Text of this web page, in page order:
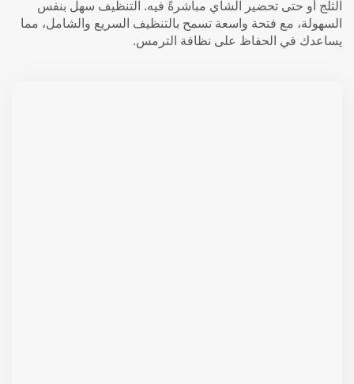
الثلج أو حتى تحضير الشاي مباشرةً فيه. التنظيف سهل بنفس
السهولة، مع فتحة واسعة تسمح بالتنظيف السريع والشامل، مما
يساعدك في الحفاظ على نظافة الترمس.